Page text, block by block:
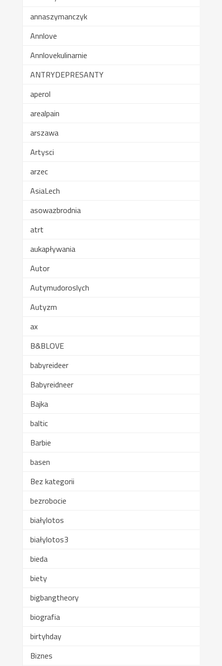
annaszymanczyk
Annlove
Annlovekulinarnie
ANTRYDEPRESANTY
aperol
arealpain
arszawa
Artysci
arzec
AsiaLech
asowazbrodnia
atrt
aukapływania
Autor
Autymudoroslych
Autyzm
ax
B&BLOVE
babyreideer
Babyreidneer
Bajka
baltic
Barbie
basen
Bez kategorii
bezrobocie
białylotos
białylotos3
bieda
biety
bigbangtheory
biografia
birtyhday
Biznes